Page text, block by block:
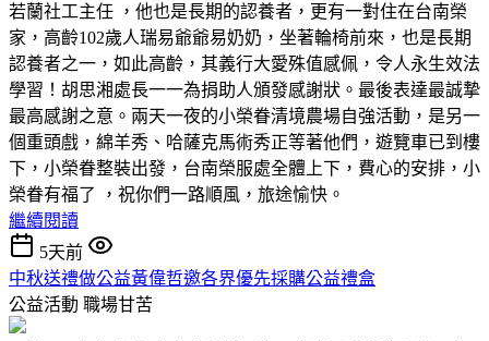
若蘭社工主任 ，他也是長期的認養者，更有一對住在台南榮
家，高齡102歲人瑞易爺爺易奶奶，坐著輪椅前來，也是長期
認養者之一，如此高齡，其義行大愛殊值感佩，令人永生效法
學習！胡思湘處長一一為捐助人頒發感謝狀。最後表達最誠摯
最高感謝之意。兩天一夜的小榮眷清境農場自強活動，是另一
個重頭戲，綿羊秀、哈薩克馬術秀正等著他們，遊覽車已到樓
下，小榮眷整裝出發，台南榮服處全體上下，費心的安排，小
榮眷有福了 ，祝你們一路順風，旅途愉快。
繼續閱讀
5天前
中秋送禮做公益黃偉哲邀各界優先採購公益禮盒
公益活動 職場甘苦